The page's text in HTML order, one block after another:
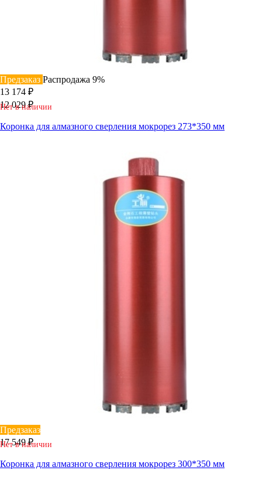
Предзаказ Распродажа 9%
13 174 ₽
12 029 ₽
Нет в наличии
Коронка для алмазного сверления мокрорез 273*350 мм
Предзаказ
17 549 ₽
Нет в наличии
Коронка для алмазного сверления мокрорез 300*350 мм